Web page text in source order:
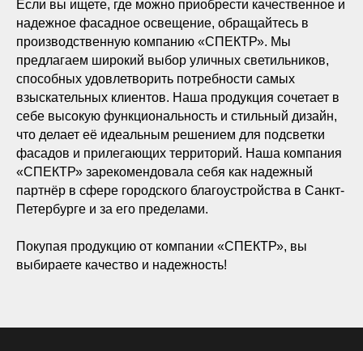
Если вы ищете, где можно приобрести качественное и
надежное фасадное освещение, обращайтесь в
производственную компанию «СПЕКТР». Мы
предлагаем широкий выбор уличных светильников,
способных удовлетворить потребности самых
взыскательных клиентов. Наша продукция сочетает в
себе высокую функциональность и стильный дизайн,
что делает её идеальным решением для подсветки
фасадов и прилегающих территорий. Наша компания
«СПЕКТР» зарекомендовала себя как надежный
партнёр в сфере городского благоустройства в Санкт-
Петербурге и за его пределами.
Покупая продукцию от компании «СПЕКТР», вы
выбираете качество и надежность!